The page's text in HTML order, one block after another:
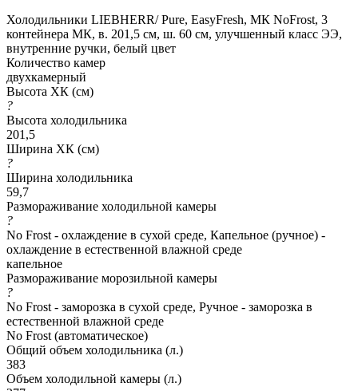
Холодильники LIEBHERR/ Pure, EasyFresh, МК NoFrost, 3
контейнера МК, в. 201,5 см, ш. 60 см, улучшенный класс ЭЭ,
внутренние ручки, белый цвет
Количество камер
двухкамерный
Высота ХК (см)
?
Высота холодильника
201,5
Ширина ХК (см)
?
Ширина холодильника
59,7
Размораживание холодильной камеры
?
No Frost - охлаждение в сухой среде, Капельное (ручное) -
охлаждение в естественной влажной среде
капельное
Размораживание морозильной камеры
?
No Frost - заморозка в сухой среде, Ручное - заморозка в
естественной влажной среде
No Frost (автоматическое)
Общий объем холодильника (л.)
383
Объем холодильной камеры (л.)